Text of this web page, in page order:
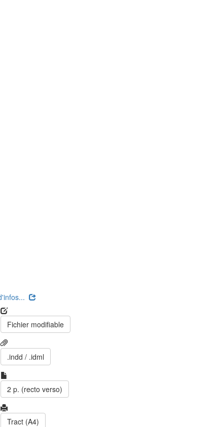
Fichier modifiable
.indd / .idml
2 p. (recto verso)
Tract (A4)